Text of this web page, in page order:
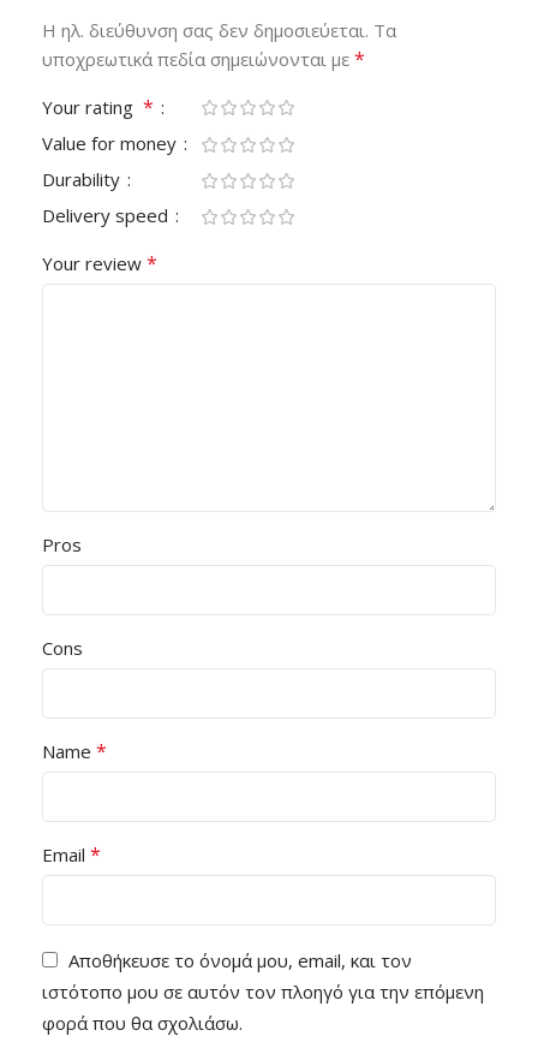
Η ηλ. διεύθυνση σας δεν δημοσιεύεται. Τα
υποχρεωτικά πεδία σημειώνονται με *
Your rating *
Value for money
Durability
Delivery speed
Your review *
Pros
Cons
Name *
Email *
Αποθήκευσε το όνομά μου, email, και τον
ιστότοπο μου σε αυτόν τον πλοηγό για την επόμενη
φορά που θα σχολιάσω.